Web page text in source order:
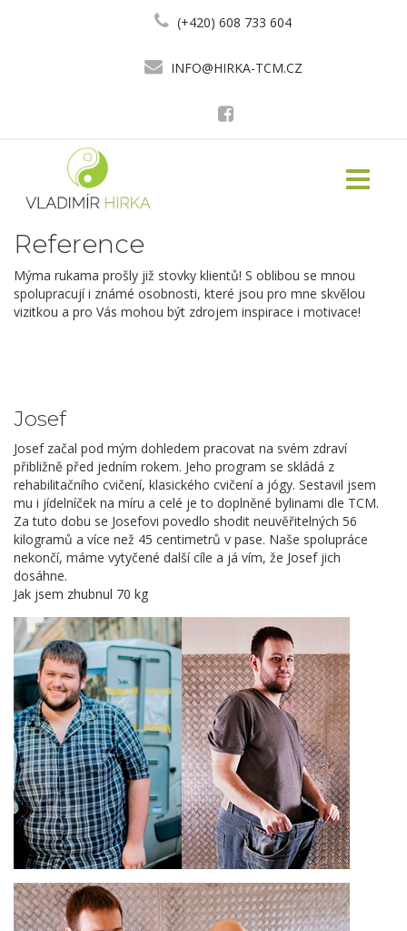
(+420) 608 733 604
INFO@HIRKA-TCM.CZ
Toggle
Reference
Mýma rukama prošly již stovky klientů! S oblibou se mnou
spolupracují i známé osobnosti, které jsou pro mne skvělou
vizitkou a pro Vás mohou být zdrojem inspirace i motivace!
Josef
Josef začal pod mým dohledem pracovat na svém zdraví
přibližně před jedním rokem. Jeho program se skládá z
rehabilitačního cvičení, klasického cvičení a jógy. Sestavil jsem
mu i jídelníček na míru a celé je to doplněné bylinami dle TCM.
Za tuto dobu se Josefovi povedlo shodit neuvěřitelných 56
kilogramů a více než 45 centimetrů v pase. Naše spolupráce
nekončí, máme vytyčené další cíle a já vím, že Josef jich
dosáhne.
Jak jsem zhubnul 70 kg